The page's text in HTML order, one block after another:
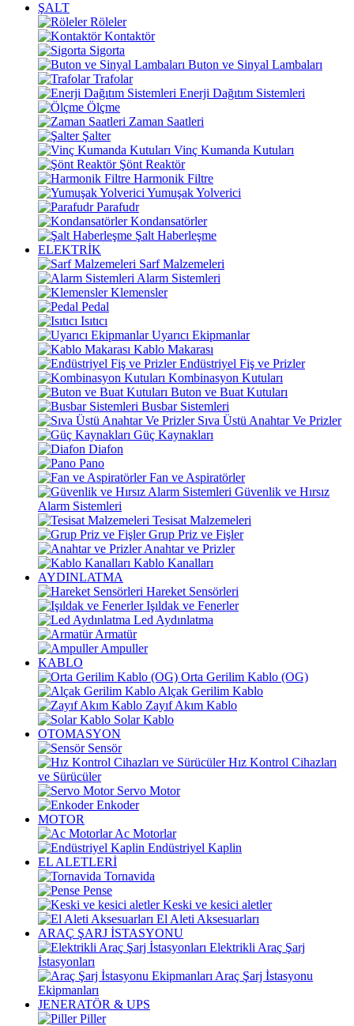
ŞALT
Röleler
Kontaktör
Sigorta
Buton ve Sinyal Lambaları
Trafolar
Enerji Dağıtım Sistemleri
Ölçme
Zaman Saatleri
Şalter
Vinç Kumanda Kutuları
Şönt Reaktör
Harmonik Filtre
Yumuşak Yolverici
Parafudr
Kondansatörler
Şalt Haberleşme
ELEKTRİK
Sarf Malzemeleri
Alarm Sistemleri
Klemensler
Pedal
Isıtıcı
Uyarıcı Ekipmanlar
Kablo Makarası
Endüstriyel Fiş ve Prizler
Kombinasyon Kutuları
Buton ve Buat Kutuları
Busbar Sistemleri
Sıva Üstü Anahtar Ve Prizler
Güç Kaynakları
Diafon
Pano
Fan ve Aspiratörler
Güvenlik ve Hırsız
Alarm Sistemleri
Tesisat Malzemeleri
Grup Priz ve Fişler
Anahtar ve Prizler
Kablo Kanalları
AYDINLATMA
Hareket Sensörleri
Işıldak ve Fenerler
Led Aydınlatma
Armatür
Ampuller
KABLO
Orta Gerilim Kablo (OG)
Alçak Gerilim Kablo
Zayıf Akım Kablo
Solar Kablo
OTOMASYON
Sensör
Hız Kontrol Cihazları
ve Sürücüler
Servo Motor
Enkoder
MOTOR
Ac Motorlar
Endüstriyel Kaplin
EL ALETLERİ
Tornavida
Pense
Keski ve kesici aletler
El Aleti Aksesuarları
ARAÇ ŞARJ İSTASYONU
Elektrikli Araç Şarj
İstasyonları
Araç Şarj İstasyonu
Ekipmanları
JENERATÖR & UPS
Piller